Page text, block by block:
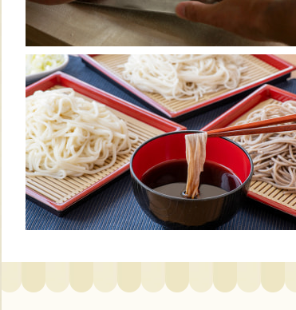
三和油脂の看板商品「まいに
ちのこめ油」は、新鮮な国産
の「米ぬか」から作られた食
用油。油特有の臭いやクセが
なく、食材の美味しさを引き
立てます。一度使えば、毎日
使いたくなること間違いなし
です。
果樹栽培が盛んな東根市で育
った「白桃」。あえて大玉で
はなく、美味しさや食感を重
視した「中玉」にこだわって
栽培しています。「陽夏妃」
や「川中島白桃」など、その
時期に旬の品種をお届けしま
す。